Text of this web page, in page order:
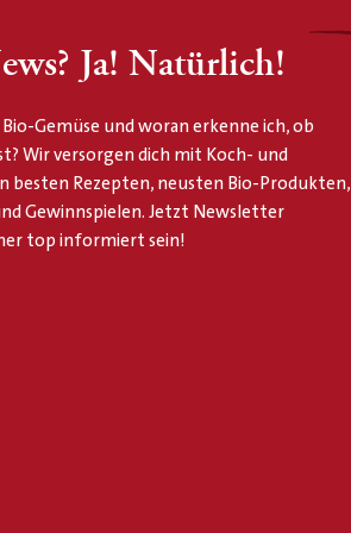
Ja! Natürlich!
Gemüse und woran erkenne ich, ob
Wir versorgen dich mit Koch- und
besten Rezepten, neusten Bio-Produkten,
Gewinnspielen. Jetzt Newsletter
top informiert sein!